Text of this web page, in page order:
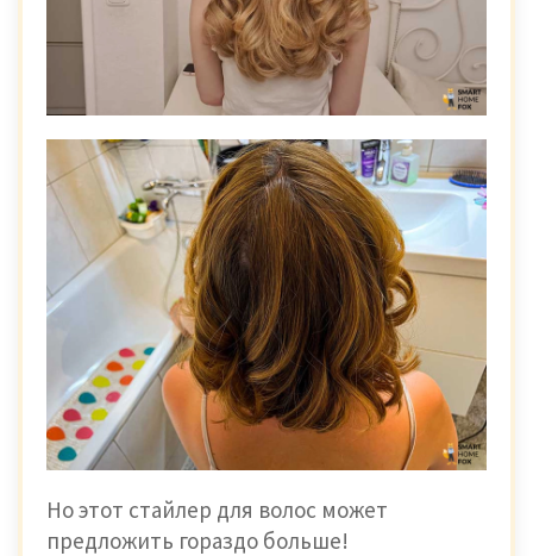
Но этот стайлер для волос может
предложить гораздо больше!